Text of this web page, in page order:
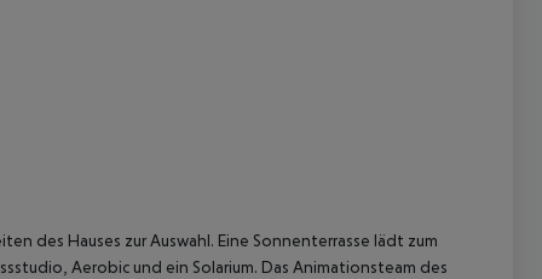
des Hauses zur Auswahl. Eine Sonnenterrasse lädt zum
Aerobic und ein Solarium. Das Animationsteam des